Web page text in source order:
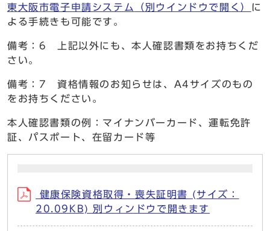
東大阪市電子申請システム
（別ウインドウで開く）
に
よる手続きも可能です。
備考：6 上記以外にも、本人確認書類をお持ちくだ
さい。
備考：7 資格情報のお知らせは、A4サイズのもの
をお持ちください。
本人確認書類の例：マイナンバーカード、運転免許
証、パスポート、在留カード等
健康保険資格取得・喪失証明書 (サイズ：
20.09KB) 別ウィンドウで開きます